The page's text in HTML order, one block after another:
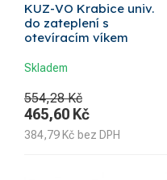
KUZ-VO Krabice univ.
do zateplení s
otevíracím víkem
Skladem
554,28 Kč
465,60 Kč
384,79 Kč bez DPH